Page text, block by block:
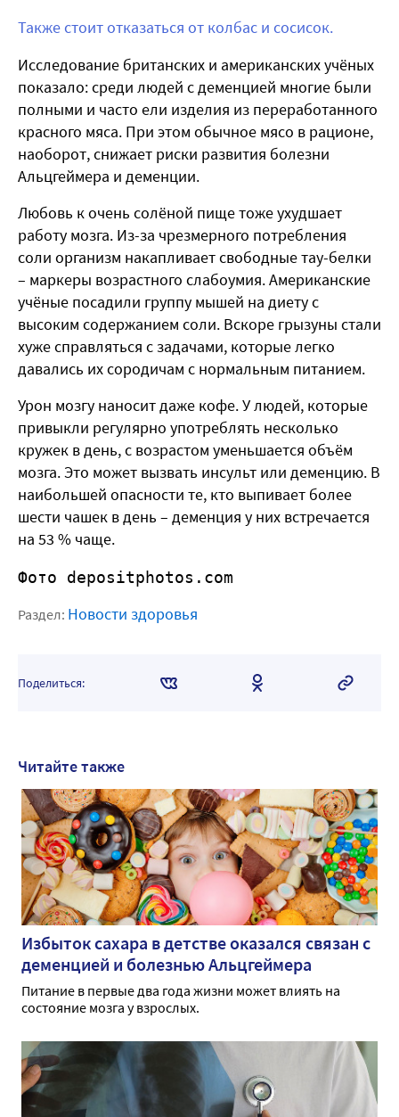
Также стоит отказаться от колбас и сосисок.
Исследование британских и американских учёных
показало: среди людей с деменцией многие были
полными и часто ели изделия из переработанного
красного мяса. При этом обычное мясо в рационе,
наоборот, снижает риски развития болезни
Альцгеймера и деменции.
Любовь к очень солёной пище тоже ухудшает
работу мозга. Из-за чрезмерного потребления
соли организм накапливает свободные тау-белки
– маркеры возрастного слабоумия. Американские
учёные посадили группу мышей на диету с
высоким содержанием соли. Вскоре грызуны стали
хуже справляться с задачами, которые легко
давались их сородичам с нормальным питанием.
Урон мозгу наносит даже кофе. У людей, которые
привыкли регулярно употреблять несколько
кружек в день, с возрастом уменьшается объём
мозга. Это может вызвать инсульт или деменцию. В
наибольшей опасности те, кто выпивает более
шести чашек в день – деменция у них встречается
на 53 % чаще.
Фото depositphotos.com
Раздел: Новости здоровья
Поделиться:
Читайте также
Избыток сахара в детстве оказался связан с
деменцией и болезнью Альцгеймера
Питание в первые два года жизни может влиять на
состояние мозга у взрослых.